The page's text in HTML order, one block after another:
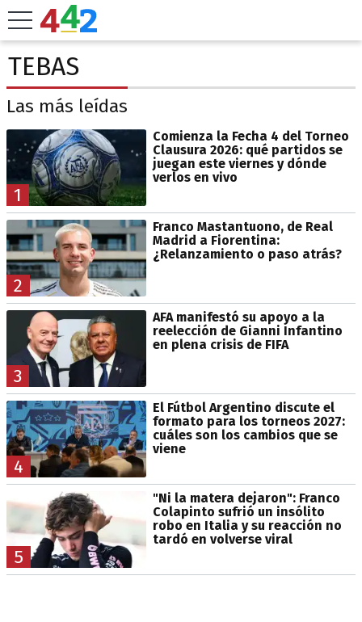
TEBAS
Las más leídas
1
Comienza la Fecha 4 del Torneo
Clausura 2026: qué partidos se
juegan este viernes y dónde
verlos en vivo
2
Franco Mastantuono, de Real
Madrid a Fiorentina:
¿Relanzamiento o paso atrás?
3
AFA manifestó su apoyo a la
reelección de Gianni Infantino
en plena crisis de FIFA
4
El Fútbol Argentino discute el
formato para los torneos 2027:
cuáles son los cambios que se
viene
5
"Ni la matera dejaron": Franco
Colapinto sufrió un insólito
robo en Italia y su reacción no
tardó en volverse viral